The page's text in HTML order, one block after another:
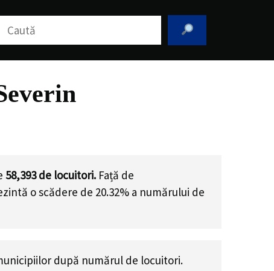
Caută
58,393de locuitori. Față de
o scădere de 20.32% a numărului de
după numărul de locuitori.